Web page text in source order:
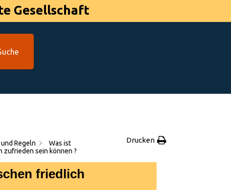
Gesellschaft
Regeln
Was ist
zufrieden sein können ?
Drucken
friedlich